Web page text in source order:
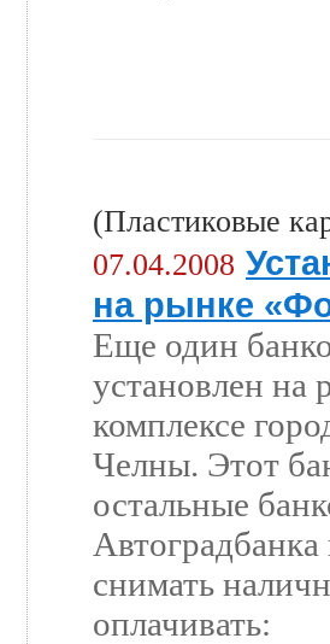
(Пластиковые
07.04.2008
на рынке
Еще один
установлен на
комплексе
Челны. Этот
остальные
Автоградбанка
снимать
оплачивать: